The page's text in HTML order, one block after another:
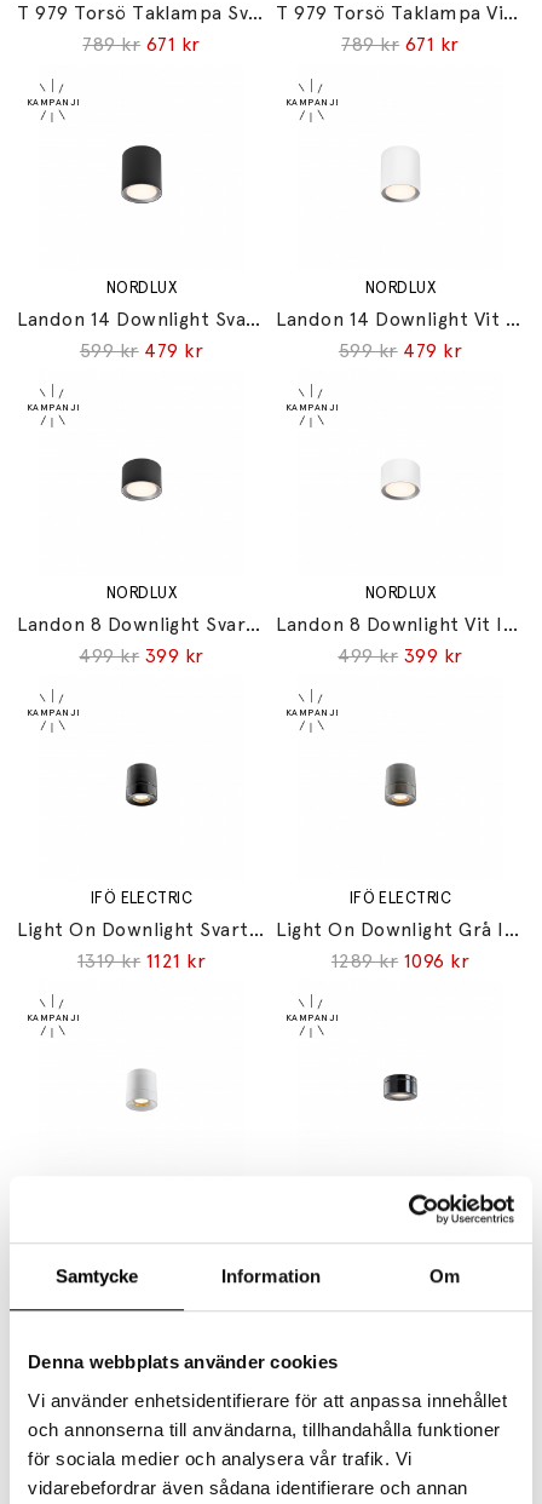
Samtycke Information Om
Denna webbplats använder cookies
Vi använder enhetsidentifierare för att anpassa innehållet
och annonserna till användarna, tillhandahålla funktioner
för sociala medier och analysera vår trafik. Vi
vidarebefordrar även sådana identifierare och annan
T 979 Torsö Taklampa Svart IP44
789 kr 671 kr
T 979 Torsö Taklampa Vit IP44
789 kr 671 kr
NORDLUX
Landon 14 Downlight Svart IP44
599 kr 479 kr
NORDLUX
Landon 14 Downlight Vit IP44
599 kr 479 kr
NORDLUX
Landon 8 Downlight Svart IP44
499 kr 399 kr
NORDLUX
Landon 8 Downlight Vit IP44
499 kr 399 kr
IFÖ ELECTRIC
Light On Downlight Svart IP44
1319 kr 1121 kr
IFÖ ELECTRIC
Light On Downlight Grå IP44
1289 kr 1096 kr
1229 kr
IFÖ ELECTRIC
1121 kr